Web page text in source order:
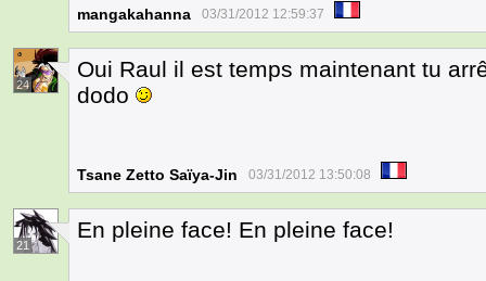
mangakahanna 03/31/2012 12:59:37
24
Oui Raul il est temps maintenant tu
dodo
Tsane Zetto Saïya-Jin 03/31/2012 13:50:08
21
En pleine face! En pleine face!